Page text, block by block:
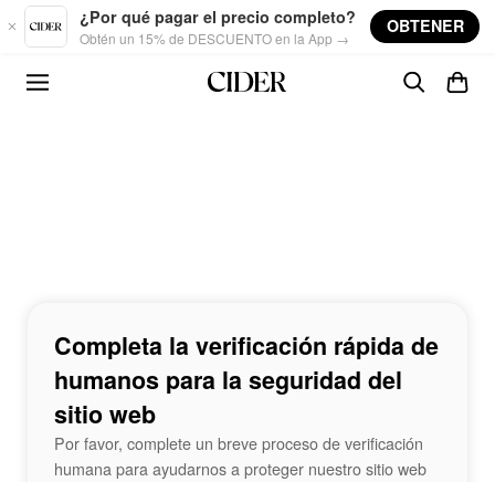
Skip to main content
¿Por qué pagar el precio completo?
Obtén un 15% de DESCUENTO en la App →
OBTENER
Completa la verificación rápida de
humanos para la seguridad del
sitio web
Por favor, complete un breve proceso de verificación
humana para ayudarnos a proteger nuestro sitio web